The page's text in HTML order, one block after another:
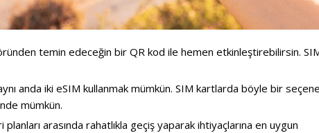
temin edeceğin bir QR kod ile hemen etkinleştirebilirsin.
anda iki eSIM kullanmak mümkün. SIM kartlarda böyle bir
mümkün.
arasında rahatlıkla geçiş yaparak ihtiyaçlarına en uygun